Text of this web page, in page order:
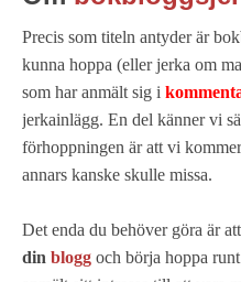
Precis som titeln antyder är
kunna hoppa (eller jerka om
som har anmält sig i
jerkainlägg. En del känner vi
förhoppningen är att vi
annars kanske skulle missa.
Det enda du behöver göra är
din blogg och börja hoppa